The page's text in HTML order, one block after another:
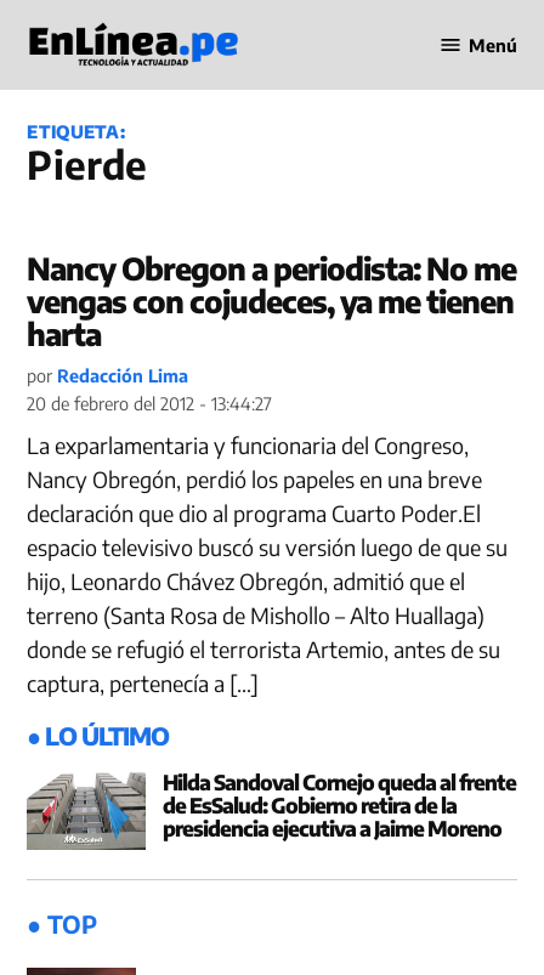
contenido
en Línea
Menú
ETIQUETA:
pierde
Nancy Obregon a periodista: No me
vengas con cojudeces, ya me tienen
harta
por Redacción Lima
20 de febrero del 2012 - 13:44:27
La exparlamentaria y funcionaria del Congreso,
Nancy Obregón, perdió los papeles en una breve
declaración que dio al programa Cuarto Poder.El
espacio televisivo buscó su versión luego de que su
hijo, Leonardo Chávez Obregón, admitió que el
terreno (Santa Rosa de Mishollo – Alto Huallaga)
donde se refugió el terrorista Artemio, antes de su
captura, pertenecía a […]
● LO ÚLTIMO
Hilda Sandoval Cornejo queda al frente
de EsSalud: Gobierno retira de la
presidencia ejecutiva a Jaime Moreno
● TOP